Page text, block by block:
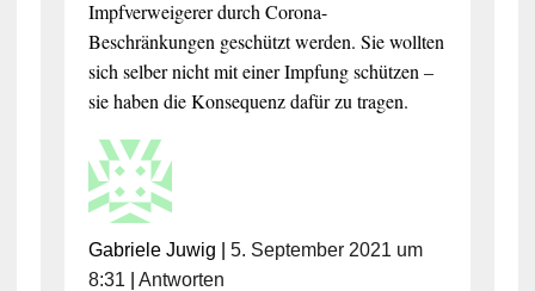
Impfverweigerer durch Corona-
Beschränkungen geschützt werden. Sie wollten
sich selber nicht mit einer Impfung schützen –
sie haben die Konsequenz dafür zu tragen.
Gabriele Juwig
5. September 2021 um
8:31
Antworten